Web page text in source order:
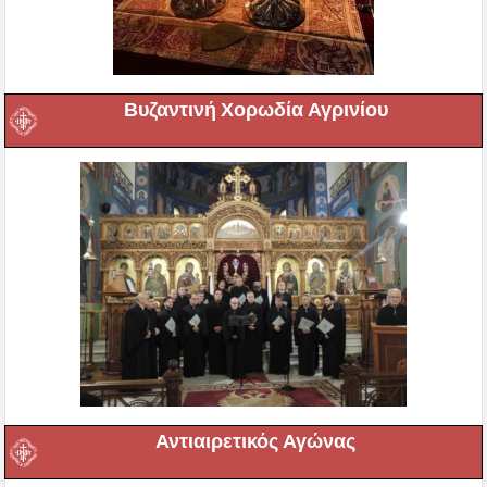
Βυζαντινή Χορωδία Αγρινίου
Αντιαιρετικός Αγώνας